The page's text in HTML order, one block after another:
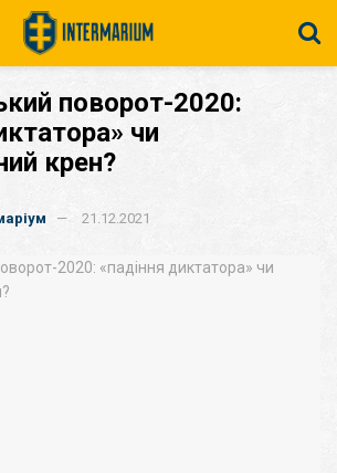
поворот-2020:
чи
крен?
21.12.2021